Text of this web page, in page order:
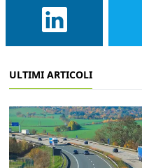
ULTIMI ARTICOLI